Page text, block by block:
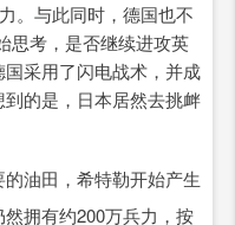
。与此同时，德国也不
思考，是否继续进攻英
采用了闪电战术，并成
的是，日本居然去挑衅
油田，希特勒开始产生
拥有约200万兵力，按